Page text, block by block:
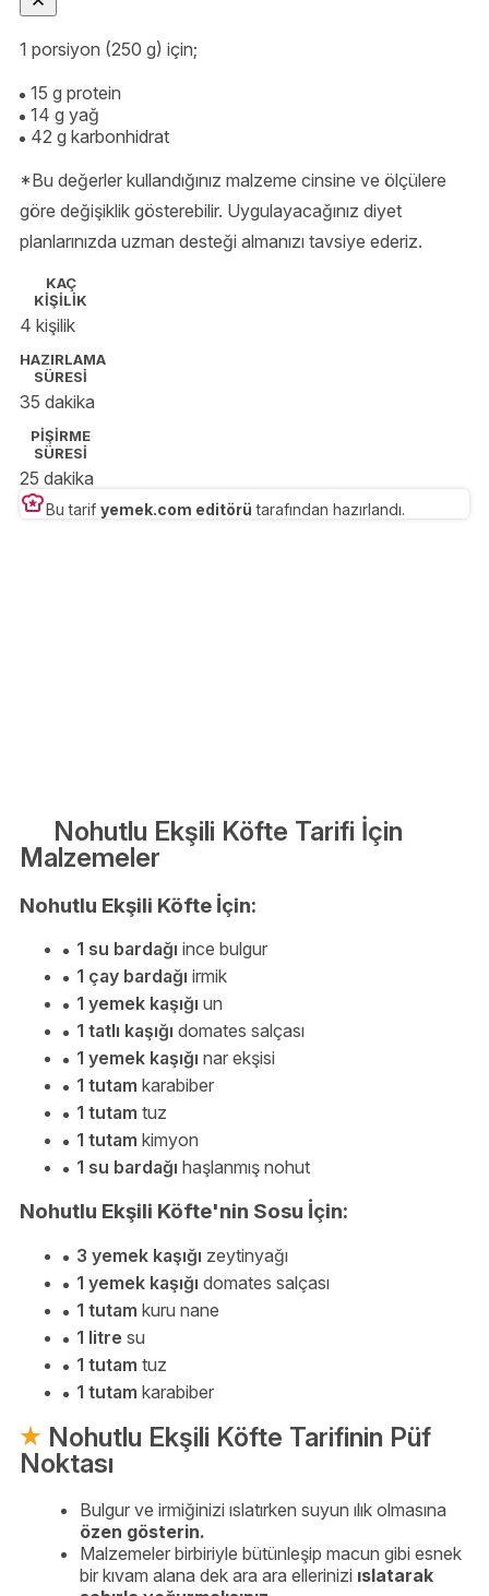
1 porsiyon (250 g) için;
15 g protein
14 g yağ
42 g karbonhidrat
*Bu değerler kullandığınız malzeme cinsine ve ölçülere
göre değişiklik gösterebilir. Uygulayacağınız diyet
planlarınızda uzman desteği almanızı tavsiye ederiz.
KAÇ
KİŞİLİK
4 kişilik
HAZIRLAMA
SÜRESİ
35 dakika
PİŞİRME
SÜRESİ
25 dakika
Bu tarif yemek.com editörü tarafından hazırlandı.
Nohutlu Ekşili Köfte Tarifi İçin
Malzemeler
Nohutlu Ekşili Köfte İçin:
1 su bardağı ince bulgur
1 çay bardağı irmik
1 yemek kaşığı un
1 tatlı kaşığı domates salçası
1 yemek kaşığı nar ekşisi
1 tutam karabiber
1 tutam tuz
1 tutam kimyon
1 su bardağı haşlanmış nohut
Nohutlu Ekşili Köfte'nin Sosu İçin:
3 yemek kaşığı zeytinyağı
1 yemek kaşığı domates salçası
1 tutam kuru nane
1 litre su
1 tutam tuz
1 tutam karabiber
Nohutlu Ekşili Köfte Tarifinin Püf
Noktası
Bulgur ve irmiğinizi ıslatırken suyun ılık olmasına
özen gösterin.
Malzemeler birbiriyle bütünleşip macun gibi esnek
bir kıvam alana dek ara ara ellerinizi ıslatarak